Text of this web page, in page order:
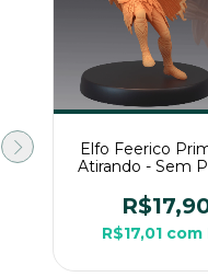
Elfo Feerico
Atirando - Sem
RPG de
R$17,01 com